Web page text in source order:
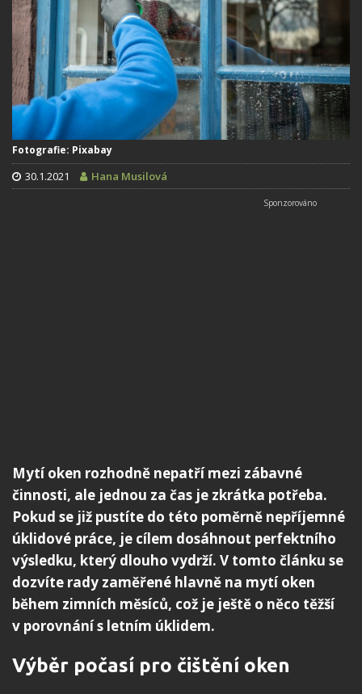
Fotografie: Pixabay
30.1.2021 Hana Musilová
Mytí oken rozhodně nepatří mezi zábavné
činnosti, ale jednou za čas je zkrátka potřeba.
Pokud se již pustíte do této poměrně nepříjemné
úklidové práce, je cílem dosáhnout perfektního
výsledku, který dlouho vydrží. V tomto článku se
dozvíte rady zaměřené hlavně na mytí oken
během zimních měsíců, což je ještě o něco těžší
v porovnání s letním úklidem.
Výběr počasí pro čištění oken